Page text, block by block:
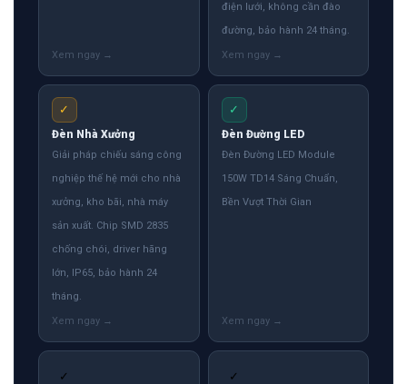
điện lưới, không cần đào
đường, bảo hành 24 tháng.
✓
Đèn Nhà Xưởng
Giải pháp chiếu sáng công
nghiệp thế hệ mới cho nhà
xưởng, kho bãi, nhà máy
sản xuất. Chip SMD 2835
chống chói, driver hãng
lớn, IP65, bảo hành 24
tháng.
✓
Đèn Đường LED
Đèn Đường LED Module
150W TD14 Sáng Chuẩn,
Bền Vượt Thời Gian
✓ ✓